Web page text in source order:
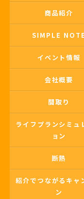
商品紹介
SIMPLE NOTE
イベント情報
会社概要
間取り
ライフプランシミュ
ョン
断熱
紹介でつながるキャ
ン